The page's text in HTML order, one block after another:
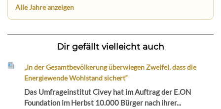
Alle Jahre anzeigen
Dir gefällt vielleicht auch
„In der Gesamtbevölkerung überwiegen Zweifel, dass die
Energiewende Wohlstand sichert“
Das Umfrageinstitut Civey hat im Auftrag der E.ON
Foundation im Herbst 10.000 Bürger nach ihrer...